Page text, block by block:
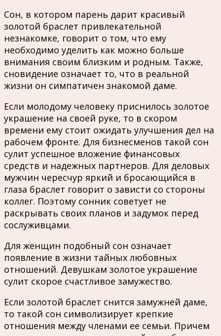
Сон, в котором парень дарит красивый
золотой браслет привлекательной
незнакомке, говорит о том, что ему
необходимо уделить как можно больше
внимания своим близким и родным. Также,
сновидение означает то, что в реальной
жизни он симпатичен знакомой даме.
Если молодому человеку приснилось золотое
украшение на своей руке, то в скором
времени ему стоит ожидать улучшения дел на
рабочем фронте. Для бизнесменов такой сон
сулит успешное вложение финансовых
средств и надежных партнеров. Для деловых
мужчин чересчур яркий и бросающийся в
глаза браслет говорит о зависти со стороны
коллег. Поэтому сонник советует не
раскрывать своих планов и задумок перед
сослуживцами.
Для женщин подобный сон означает
появление в жизни тайных любовных
отношений. Девушкам золотое украшение
сулит скорое счастливое замужество.
Если золотой браслет снится замужней даме,
то такой сон символизирует крепкие
отношения между членами ее семьи. Причем